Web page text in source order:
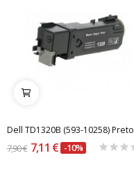
Dell TD1320B (593-10258) Preto
7,90 € 7,11 € -10%